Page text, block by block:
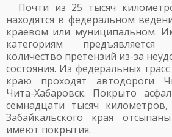
Почти из 25 тысяч
находятся в федеральном
краевом или муниципальном.
категориям
количество претензий из-за
состояния. Из федеральных
краю проходят автодороги
Чита-Хабаровск. Покрыто
семнадцати тысяч
Забайкальского края
имеют покрытия.